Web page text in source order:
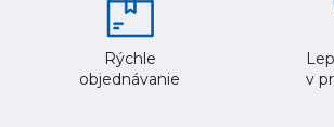
Rýchle
objednávanie
v